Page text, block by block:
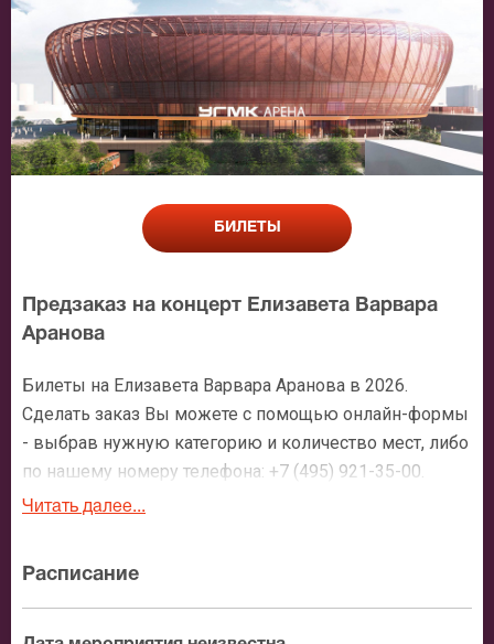
БИЛЕТЫ
Предзаказ на концерт Елизавета Варвара
Аранова
Билеты на Елизавета Варвара Аранова в 2026.
Сделать заказ Вы можете с помощью онлайн-формы
- выбрав нужную категорию и количество мест, либо
по нашему номеру телефона: +7 (495) 921-35-00.
После оформления заявки с Вами свяжется
зрительном зале, о том как заказать билет и утвердит
адрес доставки.
Читать далее...
Расписание